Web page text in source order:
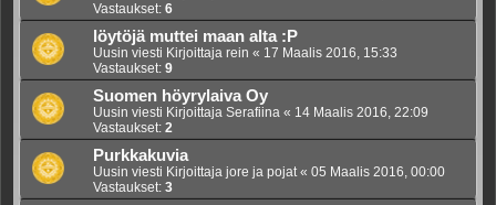
Vastaukset: 6
löytöjä muttei maan alta :P
Uusin viesti Kirjoittaja rein « 17 Maalis 2016, 15:33
Vastaukset: 9
Suomen höyrylaiva Oy
Uusin viesti Kirjoittaja Serafiina « 14 Maalis 2016, 22:09
Vastaukset: 2
Purkkakuvia
Uusin viesti Kirjoittaja jore ja pojat« 05 Maalis 2016, 00:00
Vastaukset: 3